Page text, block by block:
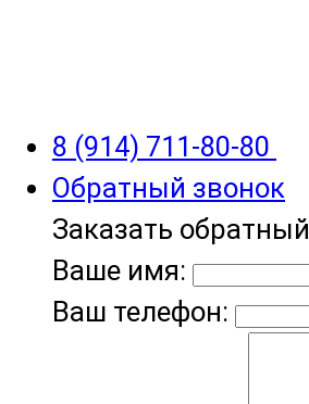
8 (914) 711-80-80
Обратный звонок
Заказать
Ваше имя:
Ваш телефон: